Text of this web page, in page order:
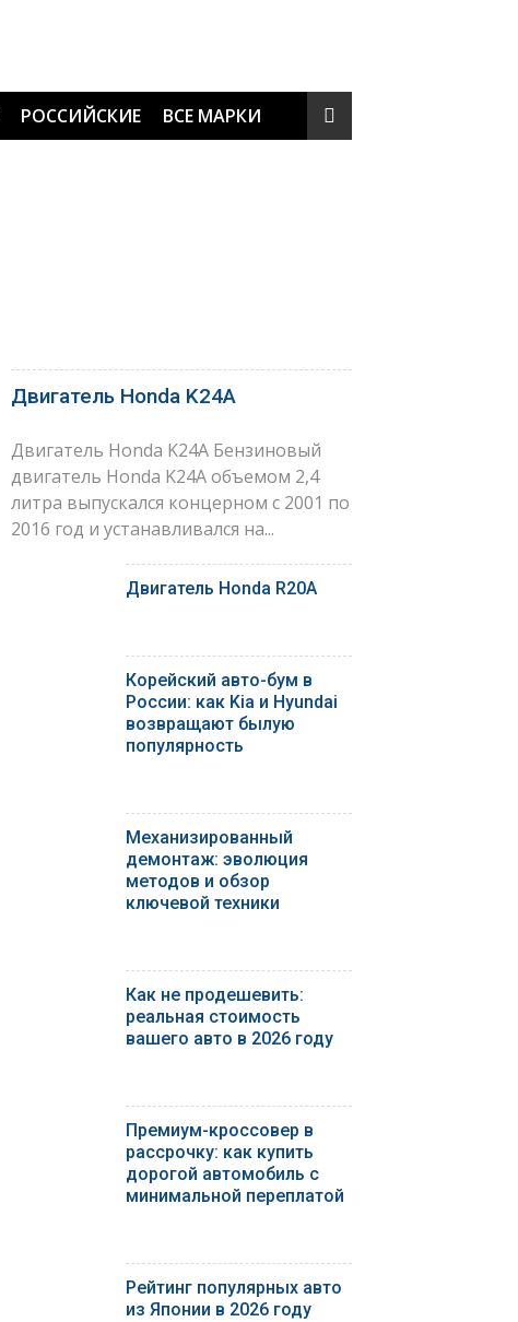
РОССИЙСКИЕ ВСЕ МАРКИ
Двигатель Honda K24A
Двигатель Honda K24A Бензиновый
двигатель Honda K24A объемом 2,4
литра выпускался концерном с 2001 по
2016 год и устанавливался на...
Двигатель Honda R20A
Корейский авто-бум в
России: как Kia и Hyundai
возвращают былую
популярность
Механизированный
демонтаж: эволюция
методов и обзор
ключевой техники
Как не продешевить:
реальная стоимость
вашего авто в 2026 году
Премиум-кроссовер в
рассрочку: как купить
дорогой автомобиль с
минимальной переплатой
Рейтинг популярных авто
из Японии в 2026 году